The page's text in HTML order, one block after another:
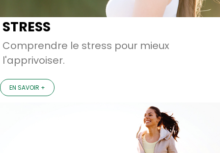
STRESS
Comprendre le stress pour mieux
l'apprivoiser.
EN SAVOIR +